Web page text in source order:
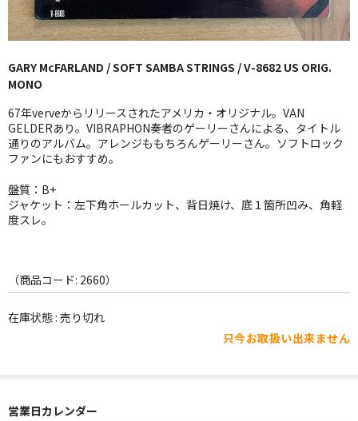
JAZZ-US
BLUE NOTE
JAZZ-EU
JAZZ-JP
JAZZ-VOCAL
ROCK
WORLD
その他
Webのみ no.1
GARY McFARLAND / SOFT SAMBA STRINGS / V-8682 US ORIG.
MONO
67年verveからリリースされたアメリカ・オリジナル。VAN
GELDERあり。VIBRAPHON奏者のゲーリーさんによる、タイトル
通りのアルバム。アレンジももちろんゲーリーさん。ソフトロック
ファンにもおすすめ。
盤質：B+
ジャケット：左下角ホールカット、背日焼け、底１箇所凹み、角軽
度スレ。
（商品コード: 2660）
在庫状態 : 売り切れ
只今お取扱い出来ません
営業日カレンダー